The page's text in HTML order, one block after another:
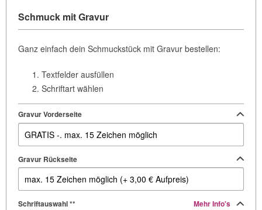
Schmuck mit Gravur
Ganz einfach dein Schmuckstück mit Gravur bestellen:
Textfelder ausfüllen
Schriftart wählen
Gravur Vorderseite
Gravur Rückseite
Schriftauswahl ** Mehr Info's